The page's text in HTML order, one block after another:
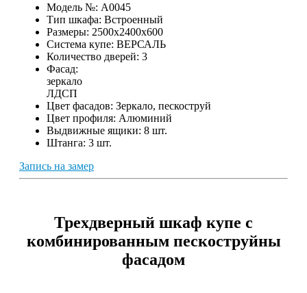
Модель №: A0045
Тип шкафа: Встроенный
Размеры: 2500х2400х600
Система купе: ВЕРСАЛЬ
Количество дверей: 3
Фасад:
зеркало
ЛДСП
Цвет фасадов: Зеркало, пескоструй
Цвет профиля: Алюминий
Выдвижные ящики: 8 шт.
Штанга: 3 шт.
Запись на замер
Трехдверный шкаф купе с
комбинированным пескоструйны
фасадом